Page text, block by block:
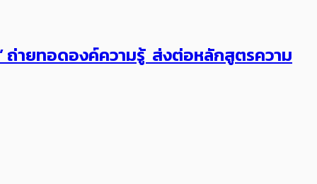
ถ่ายทอดองค์ความรู้ ส่งต่อหลักสูตรความ